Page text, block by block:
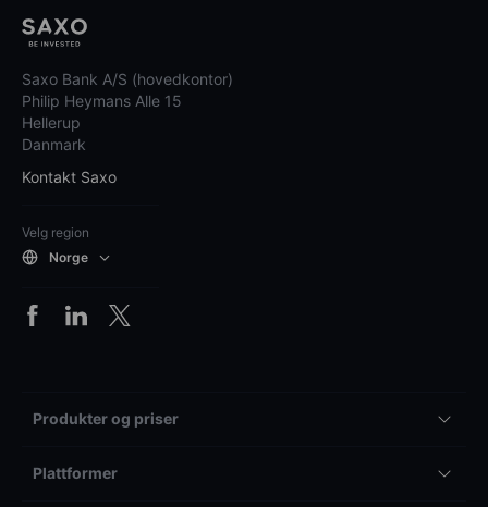
Saxo Bank A/S (hovedkontor)
Philip Heymans Alle 15
Hellerup
Danmark
Kontakt Saxo
Velg region
Norge
Produkter og priser
Plattformer